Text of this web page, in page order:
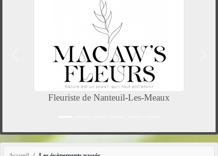
Fleuriste de Nanteuil-Les-Meaux